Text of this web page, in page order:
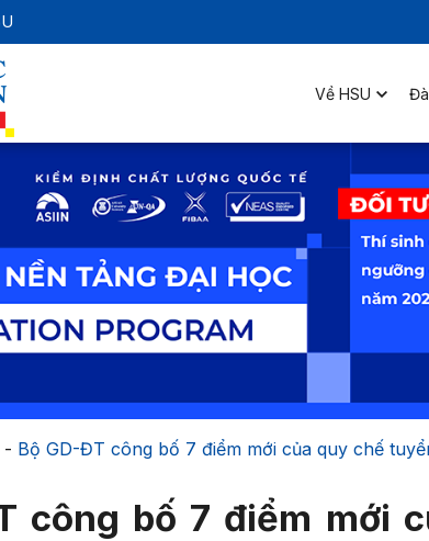
Về HSU
- Bộ GD-ĐT công bố 7 điểm mới của quy chế
công bố 7 điểm mới